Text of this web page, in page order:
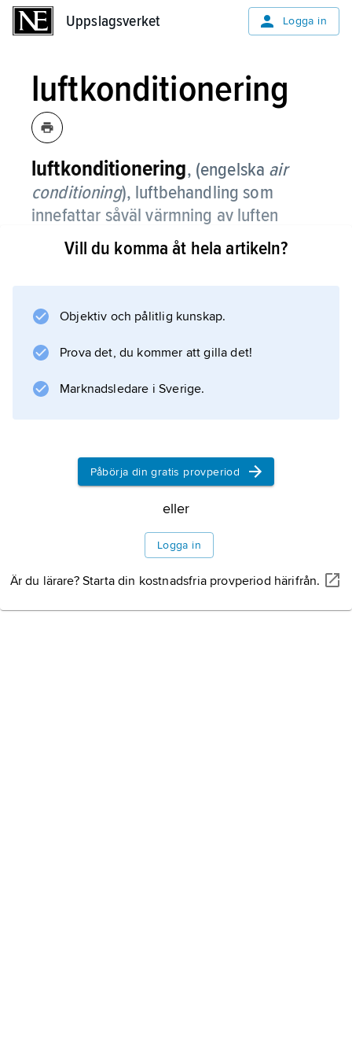
Uppslagsverket Logga in
luftkonditionering
luftkonditionering, (engelska air
conditioning), luftbehandling som
innefattar såväl värmning av luften
under den kalla årstiden som kylning
och eventuellt avfuktning av luften
Oftast används ordet för att betona kylningen.
det att bilen är försedd med utrustning för
kylning av kupéluften.
Information om artikeln
Vill du komma åt hela artikeln?
Objektiv och pålitlig kunskap.
Prova det, du kommer att gilla det!
Marknadsledare i Sverige.
Påbörja din gratis provperiod
eller
Logga in
Är du lärare? Starta din kostnadsfria provperiod härifrån.